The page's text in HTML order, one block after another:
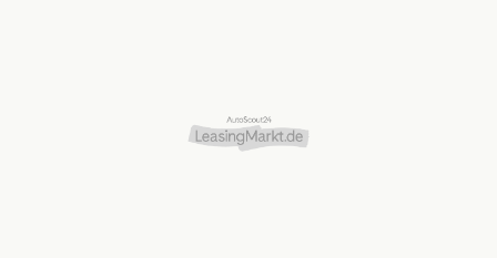
- Gepaeckraumabdeckung